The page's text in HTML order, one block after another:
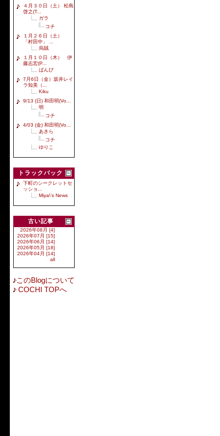
４月３０日（土） 松島
啓之(T...
ガラ
コチ
１月２６日（土）
「村田中」 ...
烏賊
１月１０日（木） 伊
藤志宏(P...
ばんび
7月6日（金）坂井レイ
ラ知美（...
Kiku
9/13 (日) 和田明(Vo...
明
コチ
4/03 (金) 和田明(Vo...
あきら
コチ
ゆりこ
トラックバック
下町のシークレットセ
ッショ...
Miya\'s News
古い記事
2026年08月 [4]
2026年07月 [15]
2026年06月 [14]
2026年05月 [18]
2026年04月 [14]
all
このBlogについて
COCHI TOPへ